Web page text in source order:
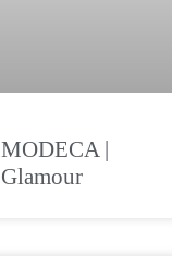
MODECA |
Glamour